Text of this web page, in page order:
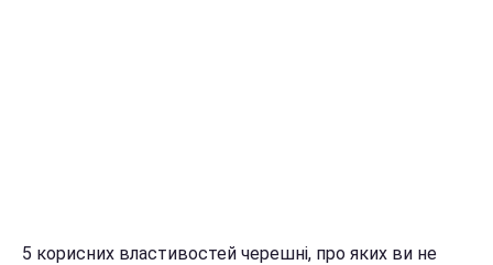
5 корисних властивостей черешні, про яких ви не